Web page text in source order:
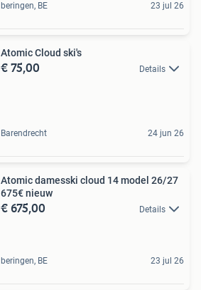
beringen, BE 23 jul 26
Atomic Cloud ski's
€ 75,00 Details
Barendrecht 24 jun 26
Atomic damesski cloud 14 model 26/27
675€ nieuw
€ 675,00 Details
beringen, BE 23 jul 26